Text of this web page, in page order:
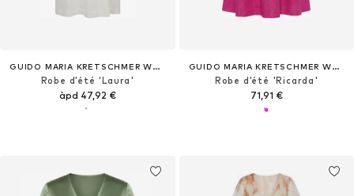
GUIDO MARIA KRETSCHMER WOMEN
Robe d’été 'Laura'
àpd 47,92 €
GUIDO MARIA KRETSCHMER WOMEN
Robe d’été 'Ricarda'
71,91 €